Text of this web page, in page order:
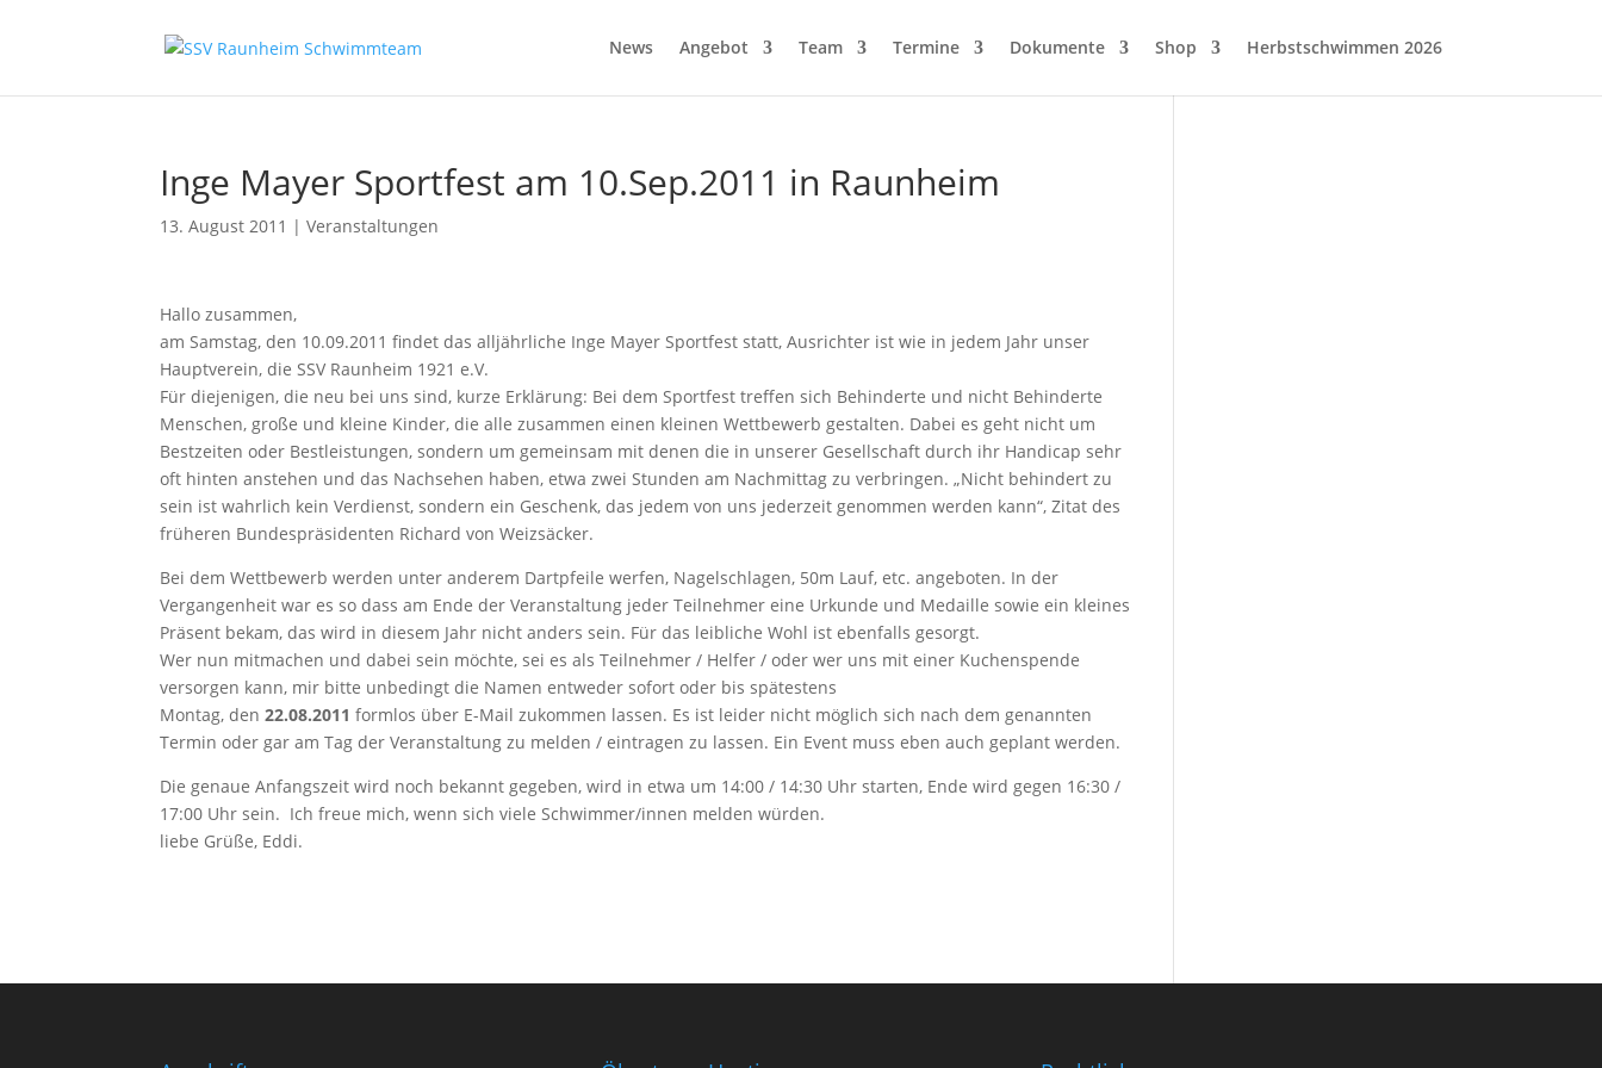
News Angebot Team Termine Dokumente Shop Herbstschwimmen 2026
Inge Mayer Sportfest am 10.Sep.2011 in Raunheim
13. August 2011 |Veranstaltungen
Hallo zusammen,
am Samstag, den 10.09.2011 findet das alljährliche Inge Mayer Sportfest statt, Ausrichter ist wie in jedem Jahr unser
Hauptverein, die SSV Raunheim 1921 e.V.
Für diejenigen, die neu bei uns sind, kurze Erklärung: Bei dem Sportfest treffen sich Behinderte und nicht Behinderte
Menschen, große und kleine Kinder, die alle zusammen einen kleinen Wettbewerb gestalten. Dabei es geht nicht um
Bestzeiten oder Bestleistungen, sondern um gemeinsam mit denen die in unserer Gesellschaft durch ihr Handicap sehr
oft hinten anstehen und das Nachsehen haben, etwa zwei Stunden am Nachmittag zu verbringen. „Nicht behindert zu
sein ist wahrlich kein Verdienst, sondern ein Geschenk, das jedem von uns jederzeit genommen werden kann“, Zitat des
früheren Bundespräsidenten Richard von Weizsäcker.
Bei dem Wettbewerb werden unter anderem Dartpfeile werfen, Nagelschlagen, 50m Lauf, etc. angeboten. In der
Vergangenheit war es so dass am Ende der Veranstaltung jeder Teilnehmer eine Urkunde und Medaille sowie ein kleines
Präsent bekam, das wird in diesem Jahr nicht anders sein. Für das leibliche Wohl ist ebenfalls gesorgt.
Wer nun mitmachen und dabei sein möchte, sei es als Teilnehmer / Helfer / oder wer uns mit einer Kuchenspende
versorgen kann, mir bitte unbedingt die Namen entweder sofort oder bis spätestens
Montag, den 22.08.2011 formlos über E-Mail zukommen lassen. Es ist leider nicht möglich sich nach dem genannten
Termin oder gar am Tag der Veranstaltung zu melden / eintragen zu lassen. Ein Event muss eben auch geplant werden.
Die genaue Anfangszeit wird noch bekannt gegeben, wird in etwa um 14:00 / 14:30 Uhr starten, Ende wird gegen 16:30 /
17:00 Uhr sein. Ich freue mich, wenn sich viele Schwimmer/innen melden würden.
liebe Grüße, Eddi.